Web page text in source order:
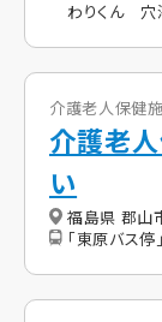
わりくん 穴
介護老人保健
介護老
い
福島県 郡山
「東原バス停